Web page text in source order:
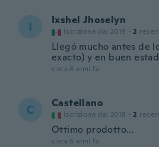
I Ixshel Jhoselyn
Iscrizione dal 2019 · 2
Llegó mucho antes de
exacto) y en buen
circa 6 anni fa
C Castellano
Iscrizione dal 2018 · 2
Ottimo prodotto...
circa 6 anni fa